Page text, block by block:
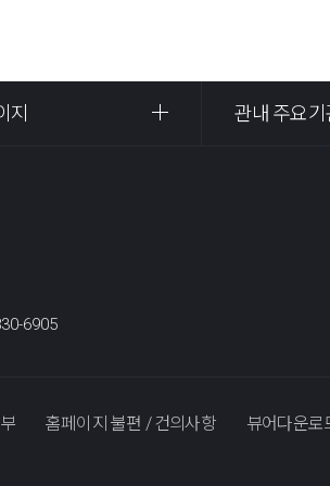
지 관내 주요기
6905
홈페이지 불편 / 건의사항 뷰어다운로